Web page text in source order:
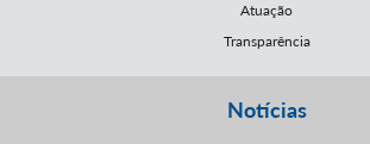
Atuação
Transparência
Notícias